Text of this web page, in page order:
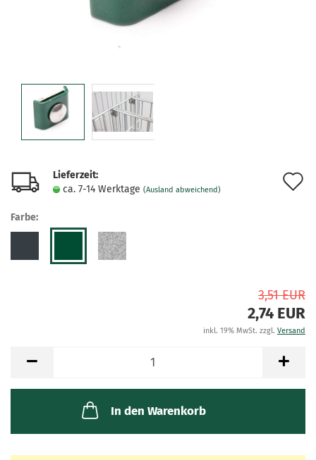
Lieferzeit:
ca. 7-14 Werktage (Ausland abweichend)
Farbe:
3,51 EUR
2,74 EUR
inkl. 19% MwSt. zzgl. Versand
In den Warenkorb